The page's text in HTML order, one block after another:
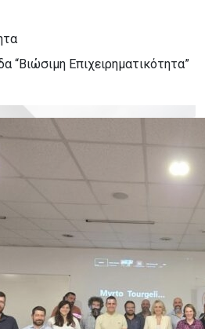
“Βιώσιμη Επιχειρηματικότητα”